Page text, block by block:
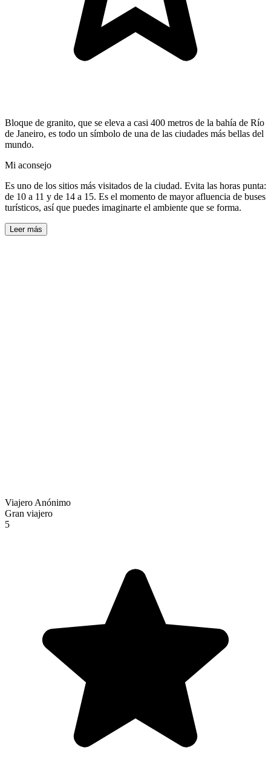
Bloque de granito, que se eleva a casi 400 metros de la bahía de Río
de Janeiro, es todo un símbolo de una de las ciudades más bellas del
mundo.
Mi aconsejo
Es uno de los sitios más visitados de la ciudad. Evita las horas punta:
de 10 a 11 y de 14 a 15. Es el momento de mayor afluencia de buses
turísticos, así que puedes imaginarte el ambiente que se forma.
Leer más
Viajero Anónimo
Gran viajero
5